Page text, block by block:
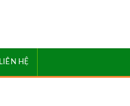
LIÊN HỆ